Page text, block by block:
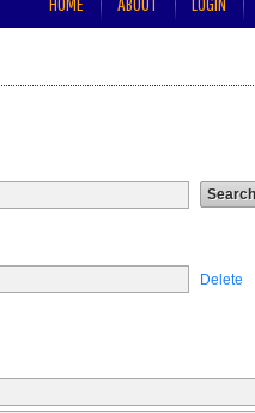
Delete